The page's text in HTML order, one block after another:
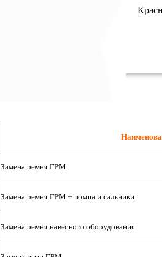
Замена ремня ГРМ
Замена ремня ГРМ + помпа и сальники
Замена ремня навесного оборудования